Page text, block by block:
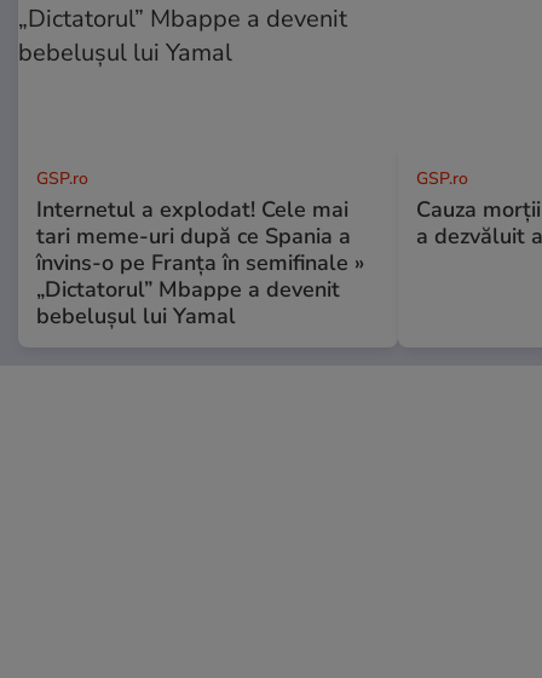
GSP.ro
Internetul a explodat! Cele mai
tari meme-uri după ce Spania a
învins-o pe Franța în semifinale »
„Dictatorul” Mbappe a devenit
bebelușul lui Yamal
GSP.ro
Cauza
a dezvăluit